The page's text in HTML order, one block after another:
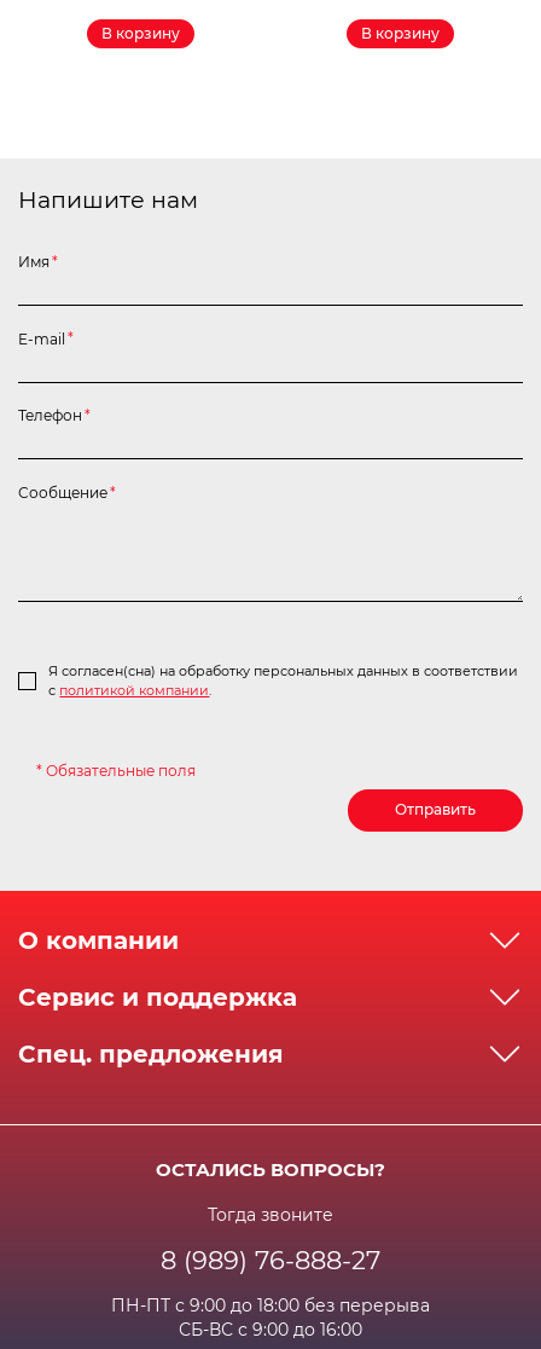
В корзину В корзину
Напишите нам
Имя *
E-mail *
Я согласен(сна) на обработку персональных данных в соответствии
с политикой компании
Телефон *
Сообщение*
* Обязательные поля
Отправить
О компании
Сервисный центр
Сервис и поддержка
Возрат и гарантия
Спец. предложения
Часто задаваемые вопросы
ОСТАЛИСЬ ВОПРОСЫ?
Тогда звоните
8 (989) 76-888-27
ПН-ПТ с 9:00 до 18:00 без перерыва
СБ-ВС с 9:00 до 16:00